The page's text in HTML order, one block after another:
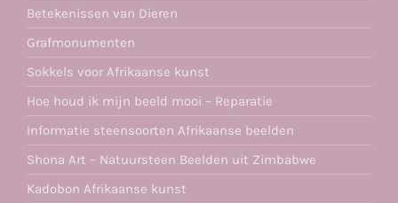
Betekenissen van Dieren
Grafmonumenten
Sokkels voor Afrikaanse kunst
Hoe houd ik mijn beeld mooi – Reparatie
Informatie steensoorten Afrikaanse beelden
Shona Art – Natuursteen Beelden uit Zimbabwe
Kadobon Afrikaanse kunst